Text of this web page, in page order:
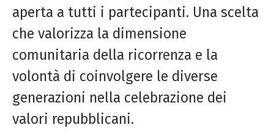
aperta a tutti i partecipanti. Una scelta
che valorizza la dimensione
comunitaria della ricorrenza e la
volontà di coinvolgere le diverse
generazioni nella celebrazione dei
valori repubblicani.